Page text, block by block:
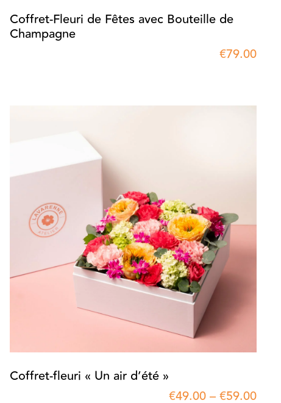
Coffret-Fleuri de Fêtes avec Bouteille de
Champagne
€79.00
Coffret-fleuri « Un air d’été »
€49.00–€59.00